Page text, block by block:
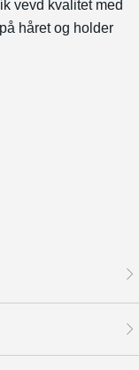
vevd kvalitet med
håret og holder